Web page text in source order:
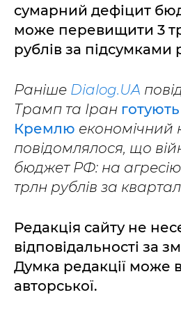
сумарний дефіцит
може перевищити 3
рублів за підсумками
Раніше Dialog.UA
Трамп та Іран готують
Кремлю економічний
повідомлялося, що
бюджет РФ: на
трлн рублів за
Редакція сайту не
відповідальності за
Думка редакції може
авторської.